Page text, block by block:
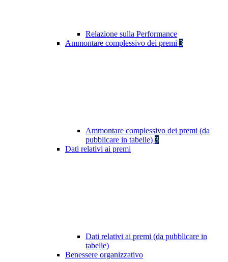
Relazione sulla Performance
Ammontare complessivo dei premi 3
Ammontare complessivo dei premi (da
pubblicare in tabelle) 3
Dati relativi ai premi
Dati relativi ai premi (da pubblicare in
tabelle)
Benessere organizzativo